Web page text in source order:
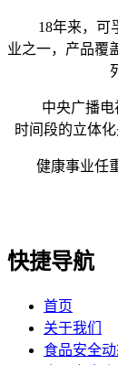
18年来，可孚
业之一，产品覆
中央广播电视
时间段的立体
健康事业任重
快捷导航
首页
关于我们
食品安全